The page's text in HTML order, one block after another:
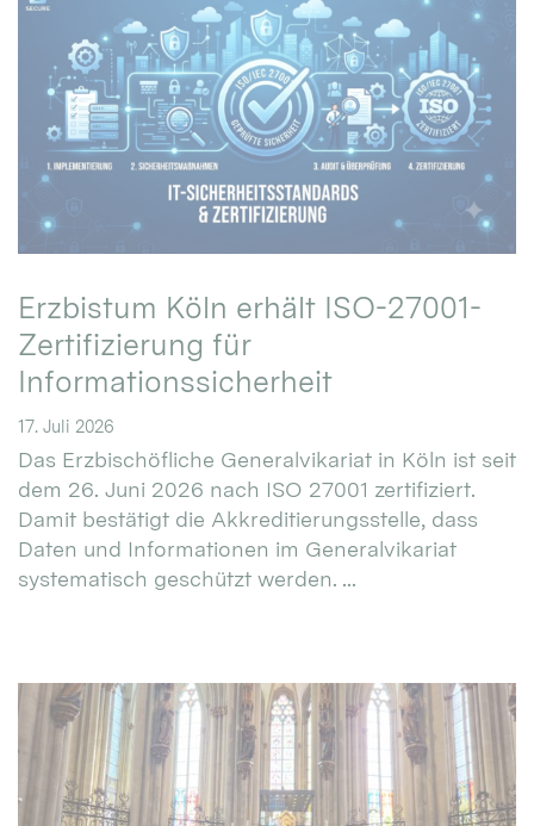
Erzbistum Köln erhält ISO-27001-
Zertifizierung für
Informationssicherheit
17. Juli 2026
Das Erzbischöfliche Generalvikariat in Köln ist seit
dem 26. Juni 2026 nach ISO 27001 zertifiziert.
Damit bestätigt die Akkreditierungsstelle, dass
Daten und Informationen im Generalvikariat
systematisch geschützt werden. ...